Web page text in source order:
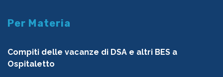
Per Materia
Compiti delle vacanze di DSA e altri BES a
Ospitaletto